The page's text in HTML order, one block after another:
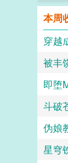
本周
斗破
伪娘
星穹